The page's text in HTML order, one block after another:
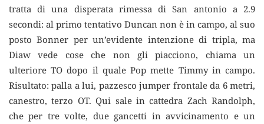
tratta di una disperata rimessa di San antonio a 2.9
secondi: al primo tentativo Duncan non è in campo, al suo
posto Bonner per un’evidente intenzione di tripla, ma
Diaw vede cose che non gli piacciono, chiama un
ulteriore TO dopo il quale Pop mette Timmy in campo.
Risultato: palla a lui, pazzesco jumper frontale da 6 metri,
canestro, terzo OT. Qui sale in cattedra Zach Randolph,
che per tre volte, due gancetti in avvicinamento e un